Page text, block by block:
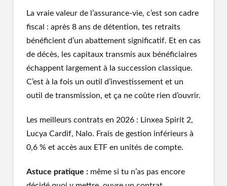
La vraie valeur de l’assurance-vie, c’est son cadre
fiscal : après 8 ans de détention, tes retraits
bénéficient d’un abattement significatif. Et en cas
de décès, les capitaux transmis aux bénéficiaires
échappent largement à la succession classique.
C’est à la fois un outil d’investissement et un
outil de transmission, et ça ne coûte rien d’ouvrir.
Les meilleurs contrats en 2026 : Linxea Spirit 2,
Lucya Cardif, Nalo. Frais de gestion inférieurs à
0,6 % et accès aux ETF en unités de compte.
Astuce pratique :même si tu n’as pas encore